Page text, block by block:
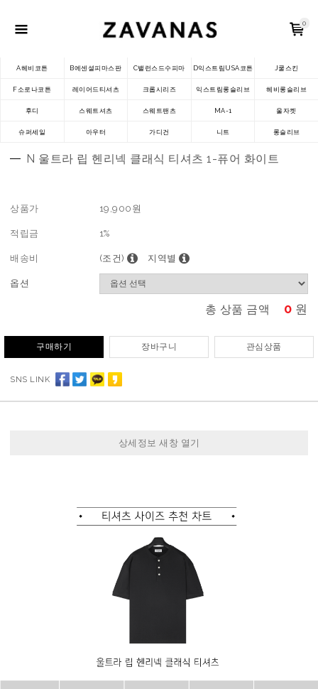
0
A헤비코튼 B에센셜피마스판 C밸런스드수피마 D익스트림USA코튼 J쿨스킨
F소로나코튼 레이어드티셔츠 크롭시리즈 익스트림롱슬리브 헤비롱슬리브
후디 스웨트셔츠 스웨트팬츠 MA-1 울자켓
슈퍼세일 아우터 가디건 니트 롱슬리브
N 울트라 립 헨리넥 클래식 티셔츠 1-퓨어 화이트
상품가 19,900 원
적립금 1%
배송비 (조건) 지역별
옵션
총 상품 금액 0 원
구매하기 장바구니 관심상품
SNS LINK
상세정보 새창 열기